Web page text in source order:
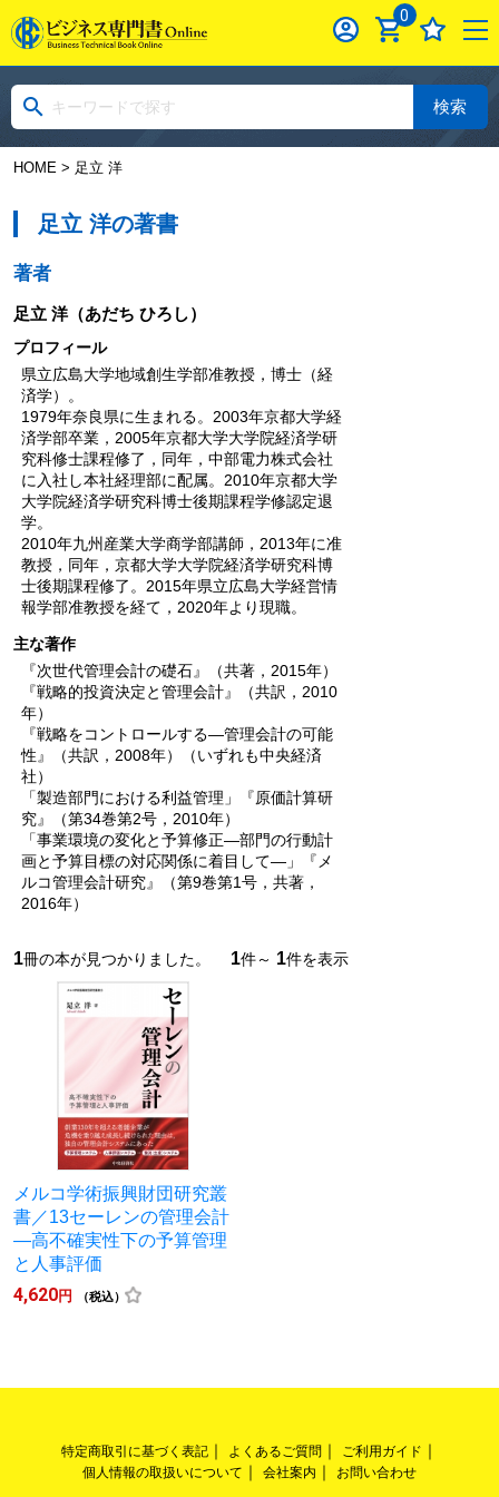
0
検索
HOME> 足立 洋
足立 洋の著書
著者
足立 洋（あだち ひろし）
プロフィール
県立広島大学地域創生学部准教授，博士（経
済学）。
1979年奈良県に生まれる。2003年京都大学経
済学部卒業，2005年京都大学大学院経済学研
究科修士課程修了，同年，中部電力株式会社
に入社し本社経理部に配属。2010年京都大学
大学院経済学研究科博士後期課程学修認定退
学。
2010年九州産業大学商学部講師，2013年に准
教授，同年，京都大学大学院経済学研究科博
士後期課程修了。2015年県立広島大学経営情
報学部准教授を経て，2020年より現職。
主な著作
『次世代管理会計の礎石』（共著，2015年）
『戦略的投資決定と管理会計』（共訳，2010
年）
『戦略をコントロールする―管理会計の可能
性』（共訳，2008年）（いずれも中央経済
社）
「製造部門における利益管理」『原価計算研
究』（第34巻第2号，2010年）
「事業環境の変化と予算修正―部門の行動計
画と予算目標の対応関係に着目して―」『メ
ルコ管理会計研究』（第9巻第1号，共著，
2016年）
1冊の本が見つかりました。 1件～ 1件を表示
メルコ学術振興財団研究叢
書／13セーレンの管理会計
―高不確実性下の予算管理
と人事評価
4,620円 （税込）
特定商取引に基づく表記 よくあるご質問
ご利用ガイド
個人情報の取扱いについて
会社案内 お問い合わせ